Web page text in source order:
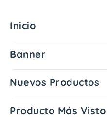
Inicio
Banner
Nuevos Productos
Producto Más Visto